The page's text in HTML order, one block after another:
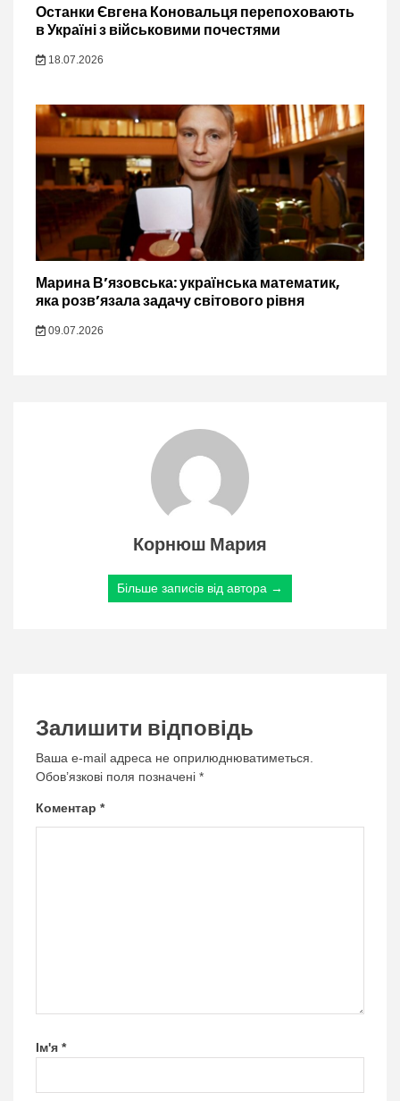
Останки Євгена Коновальця перепоховають
в Україні з військовими почестями
18.07.2026
Марина В’язовська: українська математик,
яка розв’язала задачу світового рівня
09.07.2026
Корнюш Мария
Більше записів від автора →
Залишити відповідь
Ваша e-mail адреса не оприлюднюватиметься.
Обов’язкові поля позначені *
Коментар *
Ім'я *